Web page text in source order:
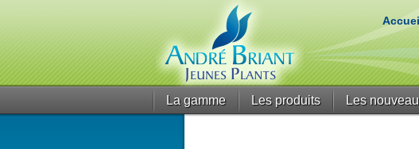
La gamme Les produits Les